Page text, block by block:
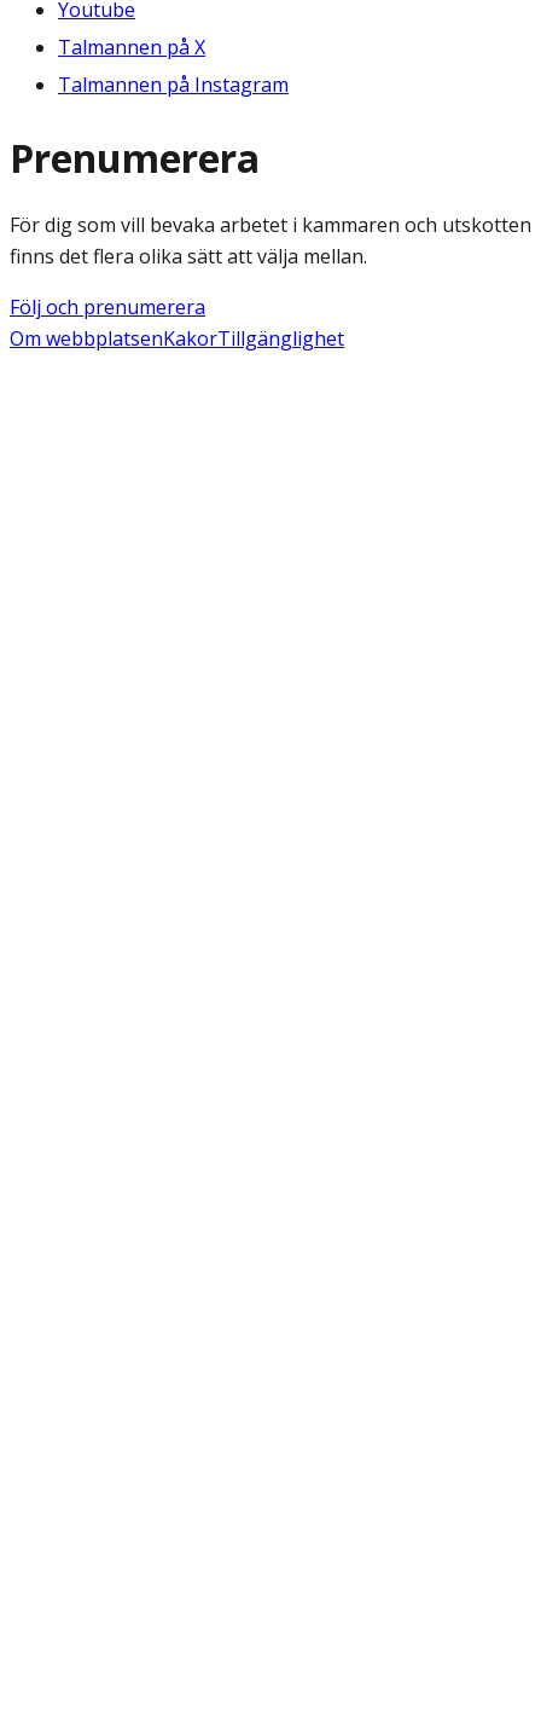
Youtube
Talmannen på X
Talmannen på Instagram
Prenumerera
För dig som vill bevaka arbetet i kammaren och utskotten
finns det flera olika sätt att välja mellan.
Följ och prenumerera
Om webbplatsenKakorTillgänglighet